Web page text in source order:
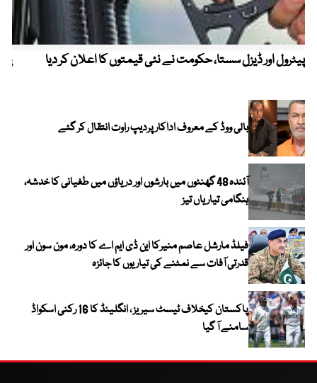
پیٹرول اور ڈیزل سستا، حکومت نے نئی قیمتوں کا اعلان کر دیا
بالی ووڈ کے معروف اداکار پردیپ راوت انتقال کر گئے
آئندہ 48 گھنٹوں میں بارشوں اور دریاؤں میں طغیانی کا خدشہ،
ہنگامی تیاریاں تیز
فیلڈ مارشل عاصم منیرکا این ڈی ایم اے کا دورہ، مون سون اور
قدرتی آفات سے نمٹنے کی تیاریوں کا جائزہ
پاکستان کیخلاف ٹیسٹ سیریز ، انگلینڈ کا 16 رکنی اسکواڈ
سامنے آ گیا